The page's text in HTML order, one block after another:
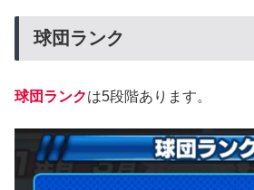
球団ランク
球団ランクは5段階あります。